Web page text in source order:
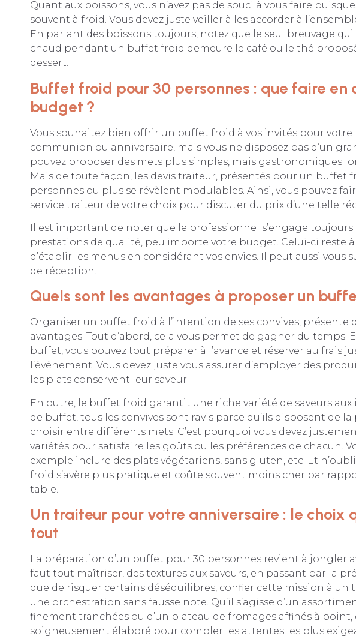
Quant aux boissons, vous n’avez pas de souci à vous faire
souvent à froid. Vous devez juste veiller à les accorder à
En parlant des boissons toujours, notez que le seul breuvage qui
chaud pendant un buffet froid demeure le café ou le thé
dessert.
Buffet froid pour 30 personnes : que faire en
budget ?
Vous souhaitez bien offrir un buffet froid à vos invités pour votre
communion ou anniversaire, mais vous ne disposez pas d’un
pouvez proposer des mets plus simples, mais gastronomiques
Mais de toute façon, les devis traiteur, présentés pour un buffet
personnes ou plus se révèlent modulables. Ainsi, vous pouvez
service traiteur de votre choix pour discuter du prix d’une telle
Il est important de noter que le professionnel s’engage toujours
prestations de qualité, peu importe votre budget. Celui-ci reste
d’établir les menus en considérant vos envies. Il peut aussi vous
de réception.
Quels sont les avantages à proposer un
Organiser un buffet froid à l’intention de ses convives, présente
avantages. Tout d’abord, cela vous permet de gagner du temps.
buffet, vous pouvez tout préparer à l’avance et réserver au frais
l’événement. Vous devez juste vous assurer d’employer des
les plats conservent leur saveur.
En outre, le buffet froid garantit une riche variété de saveurs aux
de buffet, tous les convives sont ravis parce qu’ils disposent de
choisir entre différents mets. C’est pourquoi vous devez
variétés pour satisfaire les goûts ou les préférences de chacun.
exemple inclure des plats végétariens, sans gluten, etc. Et
froid s’avère plus pratique et coûte souvent moins cher par
table.
Un traiteur pour votre anniversaire : le choix
tout
La préparation d’un buffet pour 30 personnes revient à jongler
faut tout maîtriser, des textures aux saveurs, en passant par la
que de risquer certains déséquilibres, confier cette mission à un
une orchestration sans fausse note. Qu’il s’agisse d’un
finement tranchées ou d’un plateau de fromages affinés à
soigneusement élaboré pour combler les attentes les plus